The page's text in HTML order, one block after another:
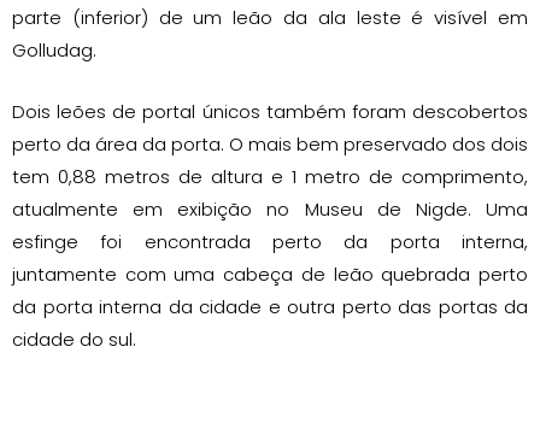
parte (inferior) de um leão da ala leste é visível em
Golludag.
Dois leões de portal únicos também foram descobertos
perto da área da porta. O mais bem preservado dos dois
tem 0,88 metros de altura e 1 metro de comprimento,
atualmente em exibição no Museu de Nigde. Uma
esfinge foi encontrada perto da porta interna,
juntamente com uma cabeça de leão quebrada perto
da porta interna da cidade e outra perto das portas da
cidade do sul.